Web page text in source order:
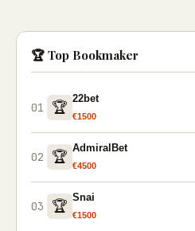
🏆 Top Bookmaker
01 🏆
22bet
€1500
02 🏆
AdmiralBet
€4500
03 🏆
Snai
€1500